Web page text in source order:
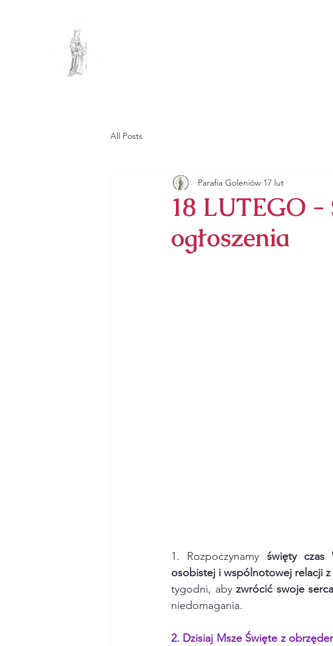
All Posts
18 LUTEGO -
ogłoszenia
Parafia Goleniów 17 lut
1. Rozpoczynamy święty czas
osobistej i wspólnotowej relacji z
tygodni, aby zwrócić swoje
niedomagania.
2. Dzisiaj Msze Święte z